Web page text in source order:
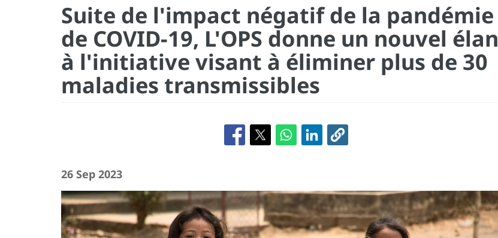
Suite de l'impact négatif de la pandémie
de COVID-19, L'OPS donne un nouvel élan
à l'initiative visant à éliminer plus de 30
maladies transmissibles
26 Sep 2023